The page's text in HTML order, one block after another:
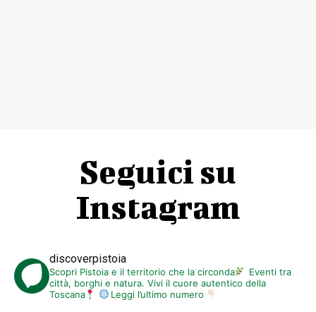
Seguici su
Instagram
discoverpistoia
Scopri Pistoia e il territorio che la circonda
Eventi tra
città, borghi e natura. Vivi il cuore autentico della
Toscana
Leggi l’ultimo numero